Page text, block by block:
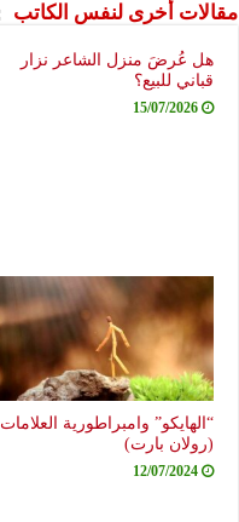
مقالات أخرى لنفس الكاتب
هل عُرضَ منزل الشاعر نزار
قباني للبيع؟
15/07/2026
“الهايكو” وامبراطورية العلامات
(رولان بارت)
12/07/2024